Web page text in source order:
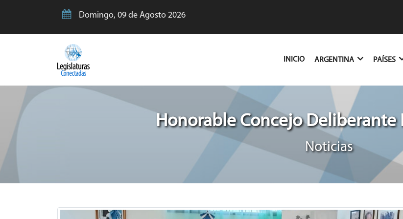
Domingo, 09 de Agosto 2026
INICIO(CURRENT)
ARGENTINA PAÍSES
Honorable Concejo Deliberante
Noticias